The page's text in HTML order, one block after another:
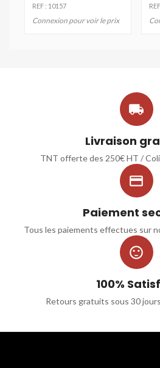
REF : 10157
Connexion pour voir le prix

Livraison
TNT offerte des 250€ HT /

Paiement
Tous les paiements effectues sur

100%
Retours gratuits sous 30